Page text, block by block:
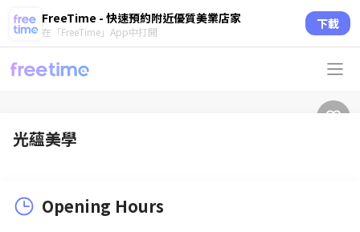
FreeTime - 快速預約附近優質美業店家
在「FreeTime」App中打開 下載
光蘊美學
Opening Hours